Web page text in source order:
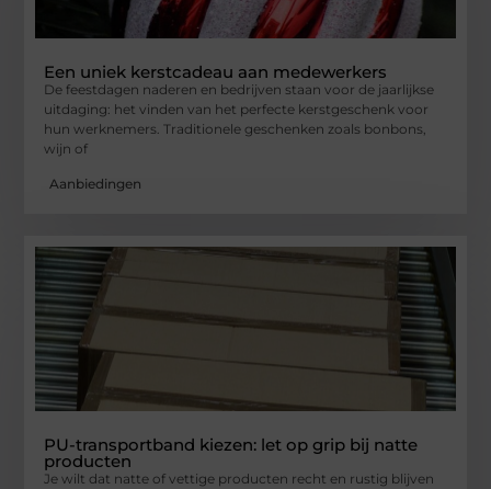
Een uniek kerstcadeau aan medewerkers
De feestdagen naderen en bedrijven staan voor de jaarlijkse
uitdaging: het vinden van het perfecte kerstgeschenk voor
hun werknemers. Traditionele geschenken zoals bonbons,
wijn of
Aanbiedingen
PU-transportband kiezen: let op grip bij natte
producten
Je wilt dat natte of vettige producten recht en rustig blijven